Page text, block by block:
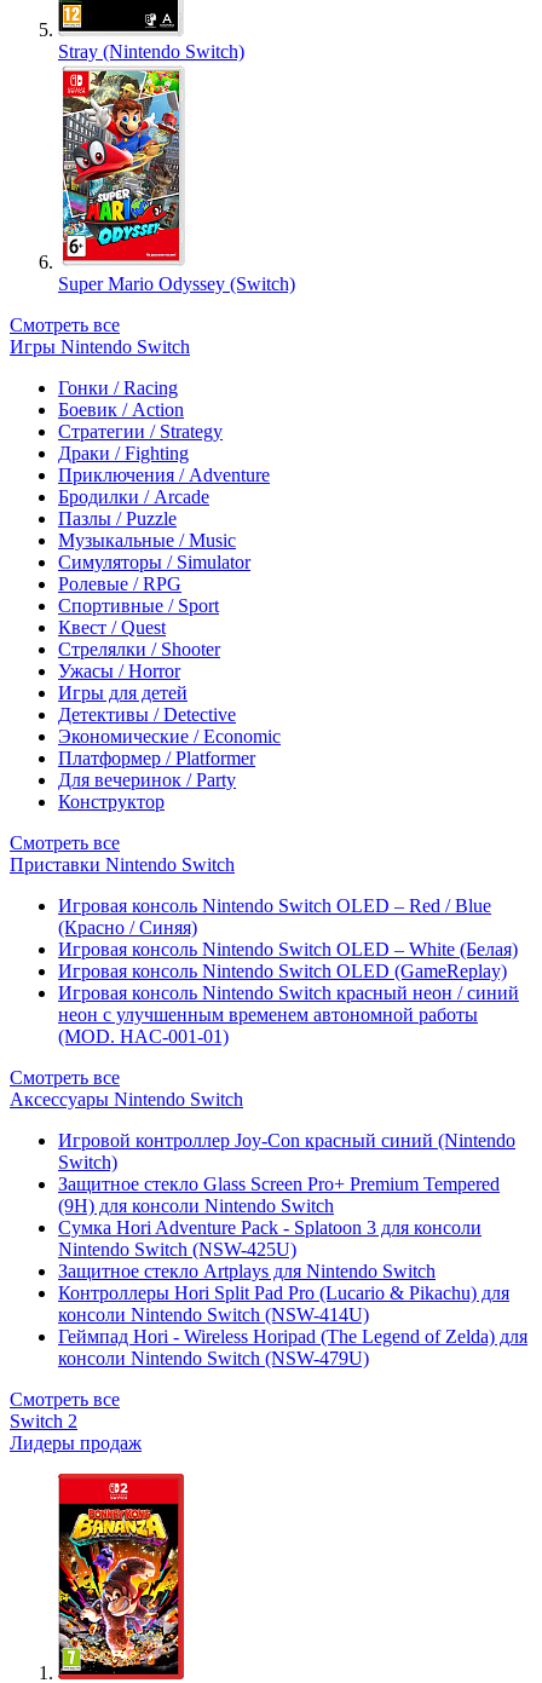
Stray (Nintendo Switch)
Super Mario Odyssey (Switch)
Смотреть все
Игры Nintendo Switch
Гонки / Racing
Боевик / Action
Стратегии / Strategy
Драки / Fighting
Приключения / Adventure
Бродилки / Arcade
Пазлы / Puzzle
Музыкальные / Music
Симуляторы / Simulator
Ролевые / RPG
Спортивные / Sport
Квест / Quest
Стрелялки / Shooter
Ужасы / Horror
Игры для детей
Детективы / Detective
Экономические / Economic
Платформер / Platformer
Для вечеринок / Party
Конструктор
Смотреть все
Приставки Nintendo Switch
Игровая консоль Nintendo Switch OLED – Red / Blue
(Красно / Синяя)
Игровая консоль Nintendo Switch OLED – White (Белая)
Игровая консоль Nintendo Switch OLED (GameReplay)
Игровая консоль Nintendo Switch красный неон / синий
неон с улучшенным временем автономной работы
(MOD. HAC-001-01)
Смотреть все
Аксессуары Nintendo Switch
Игровой контроллер Joy-Con красный синий (Nintendo
Switch)
Защитное стекло Glass Screen Pro+ Premium Tempered
(9H) для консоли Nintendo Switch
Сумка Hori Adventure Pack - Splatoon 3 для консоли
Nintendo Switch (NSW-425U)
Защитное стекло Artplays для Nintendo Switch
Контроллеры Hori Split Pad Pro (Lucario & Pikachu) для
консоли Nintendo Switch (NSW-414U)
Геймпад Hori - Wireless Horipad (The Legend of Zelda) для
консоли Nintendo Switch (NSW-479U)
Смотреть все
Switch 2
Лидеры продаж